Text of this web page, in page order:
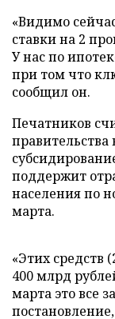
«Видимо
ставки на 2
У нас по
при том что
сообщил он.
Печатников
поддержит
населения по
марта.
«Этих средств
400 млрд
марта это все